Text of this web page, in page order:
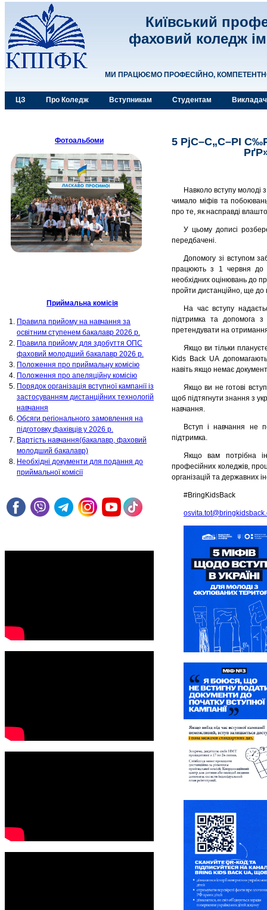
Київський
фаховий коледж
МИ ПРАЦЮЄМО ПРОФЕСІЙНО,
ЦЗ Про Коледж Вступникам Студентам
Фотоальбоми
Приймальна комісія
Правила прийому на навчання за
освітним ступенем бакалавр 2026 р.
Правила прийому для здобуття ОПС
фаховий молодший бакалавр 2026 р.
Положення про приймальну комісію
Положення про апеляційну комісію
Порядок організація вступної кампанії із
застосуванням дистанційних технологій
навчання
Обсяги регіонального замовлення на
підготовку фахівців у 2026 р.
Вартість навчання(бакалавр, фаховий
молодший бакалавр)
Необхідні документи для подання до
приймальної комісії
5 РјС–С„С–РІ
Навколо вступу молоді
чимало міфів та
про те, як насправді
У цьому дописі
передбачені.
Допомогу зі вступом
працюють з 1 червня до
необхідних оцінювань до
пройти дистанційно, ще до
На час вступу
підтримка та допомога з
претендувати на отримання
Якщо ви тільки
Kids Back UA
навіть якщо немає
Якщо ви не готові
щоб підтягнути знання з
навчання.
Вступ і навчання не
підтримка.
Якщо вам потрібна
професійних коледжів,
організацій та державних
#BringKidsBack